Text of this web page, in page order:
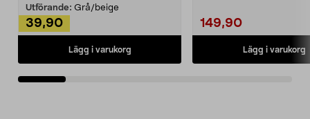
Utförande: Grå/beige
39,90
Lägg i varukorg
149,90
Lägg i varukorg